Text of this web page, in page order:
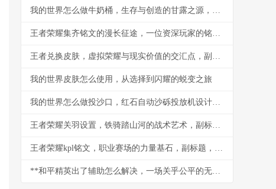
我的世界怎么做牛奶桶，生存与创造的甘露之源，副标题，从奶牛到桶的田园诗篇
王者荣耀集齐铭文的漫长征途，一位资深玩家的铭文史诗
王者兑换皮肤，虚拟荣耀与现实价值的交汇点，副标题，一场数字情感的华丽冒险
我的世界皮肤怎么使用，从选择到闪耀的蜕变之旅
我的世界怎么做投沙口，红石自动沙砾投放机设计与实战
王者荣耀关羽设置，铁骑踏山河的战术艺术，副标题，冲锋陷阵的刀锋意志
王者荣耀kpl铭文，职业赛场的力量基石，副标题，细微之处定胜负乾坤
**和平精英出了辅助怎么解决，一场关乎公平的无声战争**